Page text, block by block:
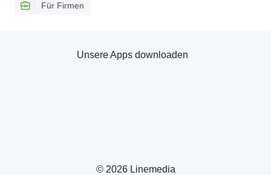
Für Firmen
© 2026 Linemedia
Unsere Apps downloaden